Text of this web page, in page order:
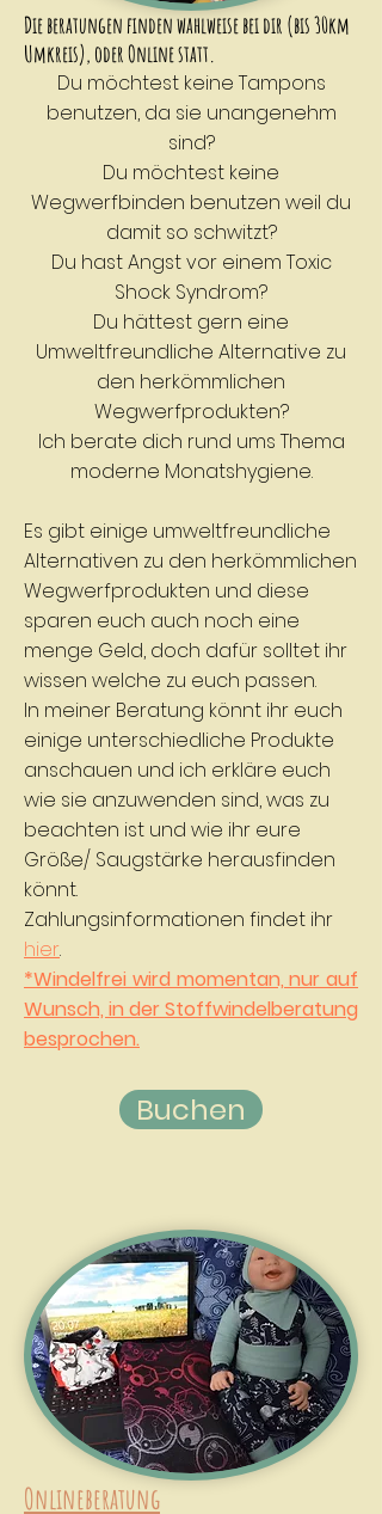
Du möchtest keine Tampons
benutzen, da sie unangenehm
sind?
Du möchtest keine
Wegwerfbinden benutzen weil du
damit so schwitzt?
Du hast Angst vor einem Toxic
Shock Syndrom?
Du hättest gern eine
Umweltfreundliche Alternative zu
den herkömmlichen
Wegwerfprodukten?
Ich berate dich rund ums Thema
moderne Monatshygiene.
Es gibt einige umweltfreundliche
Alternativen zu den herkömmlichen
Wegwerfprodukten und diese
sparen euch auch noch eine
menge Geld, doch dafür solltet ihr
wissen welche zu euch passen.
In meiner Beratung könnt ihr euch
einige unterschiedliche Produkte
anschauen und ich erkläre euch
wie sie anzuwenden sind, was zu
beachten ist und wie ihr eure
Größe/ Saugstärke herausfinden
könnt.
Zahlungsinformationen findet ihr
hier.
*Windelfrei wird momentan, nur auf
Wunsch, in der Stoffwindelberatung
besprochen.
Onlineberatung
Buchen
Die beratungen finden wahlweise bei dir (bis 30km
Umkreis), oder Online statt.